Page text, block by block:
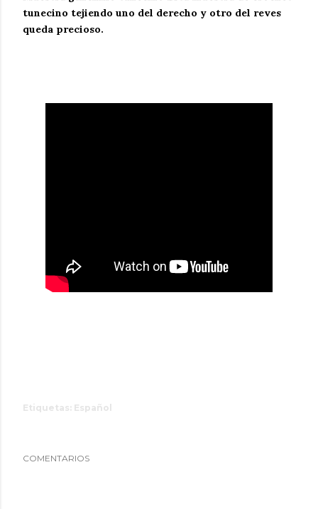
tunecino tejiendo uno del derecho y otro del reves
queda precioso.
Etiquetas: Español
COMENTARIOS